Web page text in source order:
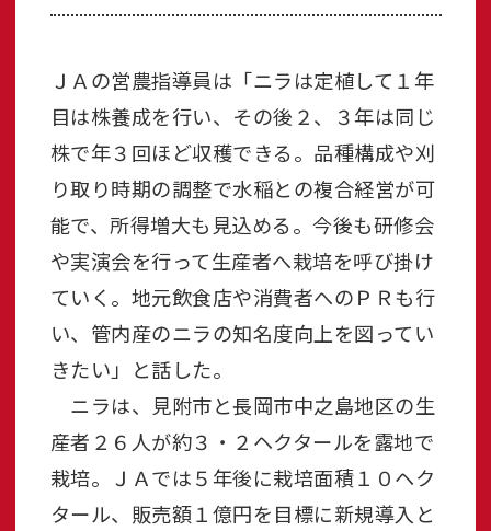
ＪＡの営農指導員は「ニラは定植して１年
目は株養成を行い、その後２、３年は同じ
株で年３回ほど収穫できる。品種構成や刈
り取り時期の調整で水稲との複合経営が可
能で、所得増大も見込める。今後も研修会
や実演会を行って生産者へ栽培を呼び掛け
ていく。地元飲食店や消費者へのＰＲも行
い、管内産のニラの知名度向上を図ってい
きたい」と話した。
ニラは、見附市と長岡市中之島地区の生
産者２６人が約３・２ヘクタールを露地で
栽培。ＪＡでは５年後に栽培面積１０ヘク
タール、販売額１億円を目標に新規導入と